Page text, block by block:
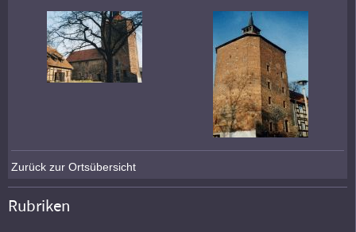
Zurück zur Ortsübersicht
Rubriken